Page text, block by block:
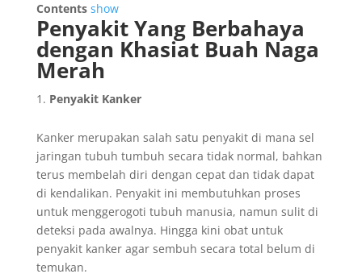
Contents show
Penyakit Yang Berbahaya
dengan Khasiat Buah Naga
Merah
Penyakit Kanker
Kanker merupakan salah satu penyakit di mana sel
jaringan tubuh tumbuh secara tidak normal, bahkan
terus membelah diri dengan cepat dan tidak dapat
di kendalikan. Penyakit ini membutuhkan proses
untuk menggerogoti tubuh manusia, namun sulit di
deteksi pada awalnya. Hingga kini obat untuk
penyakit kanker agar sembuh secara total belum di
temukan.